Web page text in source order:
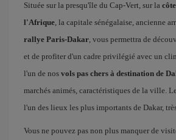
Située sur la presqu'île du Cap-Vert, sur la
l'Afrique, la capitale sénégalaise, ancienne
rallye Paris-Dakar, vous permettra de
et de profiter d'un cadre privilégié avec un
l'un de nos vols pas chers à destination de
marchés animés, caractéristiques de la ville. Le
l'un des lieux les plus importants de Dakar,
Vous ne pouvez pas non plus manquer de